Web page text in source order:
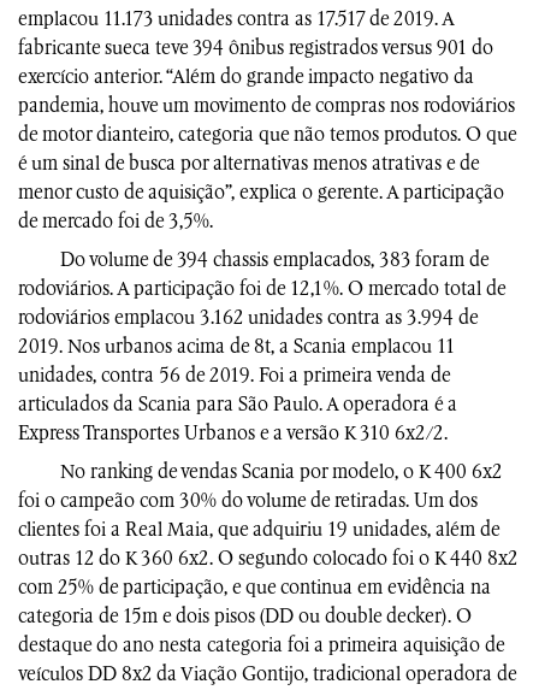
emplacou 11.173 unidades contra as 17.517 de 2019. A
fabricante sueca teve 394 ônibus registrados versus 901 do
exercício anterior. “Além do grande impacto negativo da
pandemia, houve um movimento de compras nos rodoviários
de motor dianteiro, categoria que não temos produtos. O que
é um sinal de busca por alternativas menos atrativas e de
menor custo de aquisição”, explica o gerente. A participação
de mercado foi de 3,5%.
Do volume de 394 chassis emplacados, 383 foram de
rodoviários. A participação foi de 12,1%. O mercado total de
rodoviários emplacou 3.162 unidades contra as 3.994 de
2019. Nos urbanos acima de 8t, a Scania emplacou 11
unidades, contra 56 de 2019. Foi a primeira venda de
articulados da Scania para São Paulo. A operadora é a
Express Transportes Urbanos e a versão K 310 6x2/2.
No ranking de vendas Scania por modelo, o K 400 6x2
foi o campeão com 30% do volume de retiradas. Um dos
clientes foi a Real Maia, que adquiriu 19 unidades, além de
outras 12 do K 360 6x2. O segundo colocado foi o K 440 8x2
com 25% de participação, e que continua em evidência na
categoria de 15m e dois pisos (DD ou double decker). O
destaque do ano nesta categoria foi a primeira aquisição de
veículos DD 8x2 da Viação Gontijo, tradicional operadora de